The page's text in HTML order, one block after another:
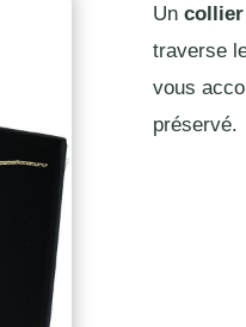
Un collier
traverse
vous
préservé.